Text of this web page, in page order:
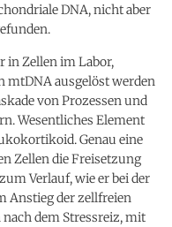
DNA, nicht aber
in Zellen im Labor,
mtDNA ausgelöst werden
von Prozessen und
Wesentliches Element
Genau eine
Zellen die Freisetzung
Verlauf, wie er bei der
Anstieg der zellfreien
dem Stressreiz, mit